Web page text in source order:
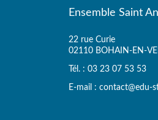
Ensemble Saint
22 rue Curie
02110 BOHAIN-EN-
Tél. : 03 23 07 53 53
E-mail : contact@edu-